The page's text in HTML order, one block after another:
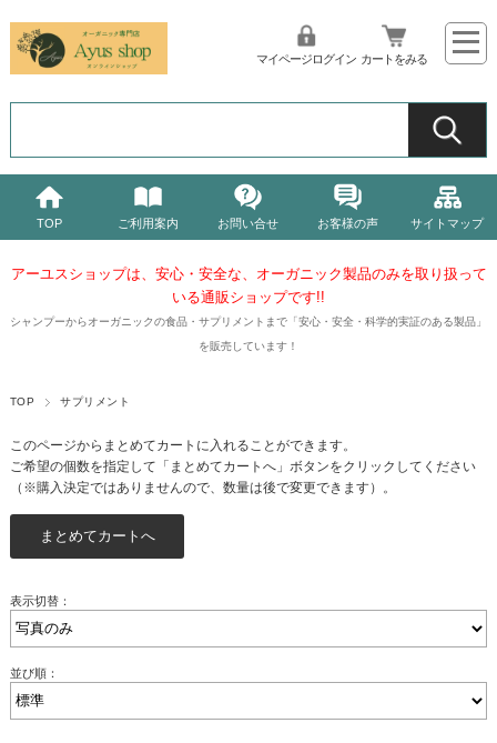
マイページログイン カートをみる
TOP ご利用案内 お問い合せ お客様の声 サイトマップ
アーユスショップは、安心・安全な、オーガニック製品のみを取り扱って
いる通販ショップです!!
シャンプーからオーガニックの食品・サプリメントまで「安心・安全・科学的実証のある製品」
を販売しています！
TOP サプリメント
このページからまとめてカートに入れることができます。
ご希望の個数を指定して「まとめてカートへ」ボタンをクリックしてください
（※購入決定ではありませんので、数量は後で変更できます）。
表示切替：
並び順：